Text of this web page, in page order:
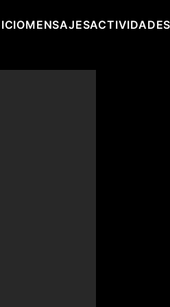
MENSAJES